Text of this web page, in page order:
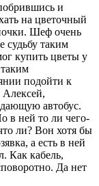
и
на цветочный
Шеф очень
судьбу таким
купить цветы у
подойти к
автобус.
в ней то ли чего-
ли? Вон хотя бы
а есть в ней
Как кабель,
Да нет